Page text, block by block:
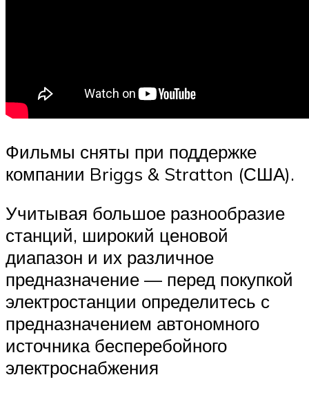
Фильмы сняты при поддержке
компании Briggs & Stratton (США).
Учитывая большое разнообразие
станций, широкий ценовой
диапазон и их различное
предназначение — перед покупкой
электростанции определитесь с
предназначением автономного
источника бесперебойного
электроснабжения